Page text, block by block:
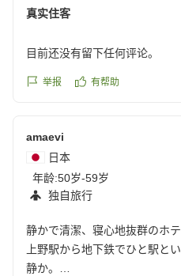
励みになります。
これからも皆さまにご満足
をご提供できるよう努めてま
ませ。
真实住客
目前还没有留下任何评论。
举报 有帮助
amaevi
日本
年龄:50岁-59岁
独自旅行
静かで清潔、寝心地抜群のホ
上野駅から地下鉄でひと駅と
静か。